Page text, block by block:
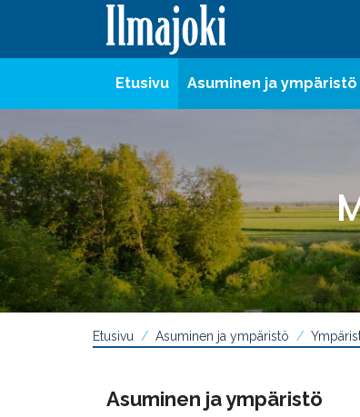
Etusivu Asuminen ja ympäristö
Etusivu Asuminen ja ympäristö
Asuminen ja ympäristö